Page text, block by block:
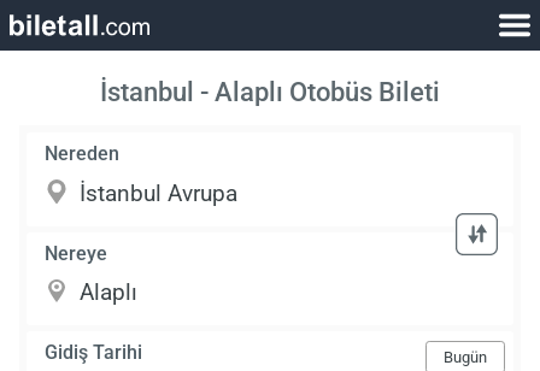
İstanbul - Alaplı Otobüs Bileti
Nereden
Nereye
Gidiş Tarihi Bugün